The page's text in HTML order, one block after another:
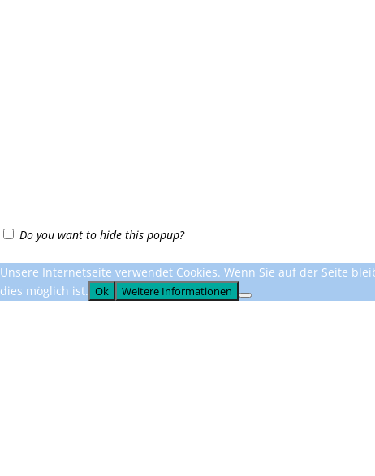
Do you want to hide this popup?
Unsere Internetseite verwendet Cookies. Wenn Sie auf der Seite
dies möglich ist. Ok Weitere Informationen